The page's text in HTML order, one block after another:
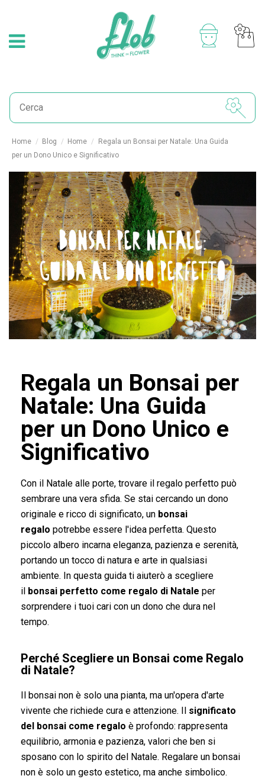
Home Blog Home
Regala un Bonsai per Natale: Una Guida
per un Dono Unico e Significativo
Regala un Bonsai per
Natale: Una Guida
per un Dono Unico e
Significativo
Con il Natale alle porte, trovare il regalo perfetto può
sembrare una vera sfida. Se stai cercando un dono
originale e ricco di significato, un bonsai
regalo potrebbe essere l'idea perfetta. Questo
piccolo albero incarna eleganza, pazienza e serenità,
portando un tocco di natura e arte in qualsiasi
ambiente. In questa guida ti aiuterò a scegliere
il bonsai perfetto come regalo di Natale per
sorprendere i tuoi cari con un dono che dura nel
tempo.
Perché Scegliere un Bonsai come Regalo
di Natale?
Il bonsai non è solo una pianta, ma un'opera d'arte
vivente che richiede cura e attenzione. Il significato
del bonsai come regalo è profondo: rappresenta
equilibrio, armonia e pazienza, valori che ben si
sposano con lo spirito del Natale. Regalare un bonsai
non è solo un gesto estetico, ma anche simbolico.